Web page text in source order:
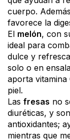
cuerpo.
favorece la
El melón, con
ideal para
dulce y
solo o en
aporta vitamina
piel.
Las fresas no
diuréticas, y
antioxidantes;
mientras que